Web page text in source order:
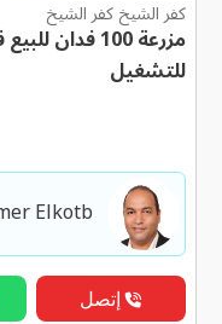
كفر الشيخ كفر الشيخ
مزرعة 100
للتشغيل
Elkotb
إتصل